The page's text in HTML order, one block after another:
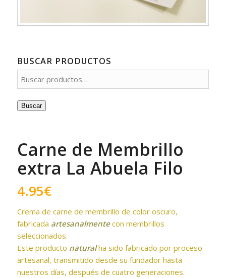
BUSCAR PRODUCTOS
Buscar
Carne de Membrillo
extra La Abuela Filo
4.95€
Crema de carne de membrillo de color oscuro,
fabricada artesanalmentecon membrillos
seleccionados.
Este producto natural ha sido fabricado por proceso
artesanal, transmitido desde su fundador hasta
nuestros días, después de cuatro generaciones.